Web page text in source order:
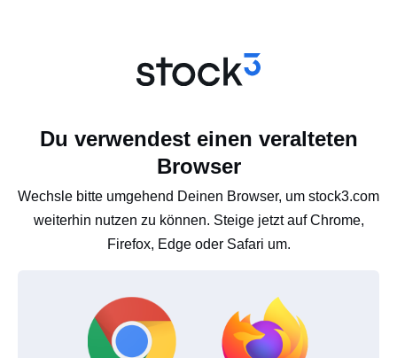
Du verwendest einen veralteten
Browser
Wechsle bitte umgehend Deinen Browser, um stock3.com
weiterhin nutzen zu können. Steige jetzt auf Chrome,
Firefox, Edge oder Safari um.